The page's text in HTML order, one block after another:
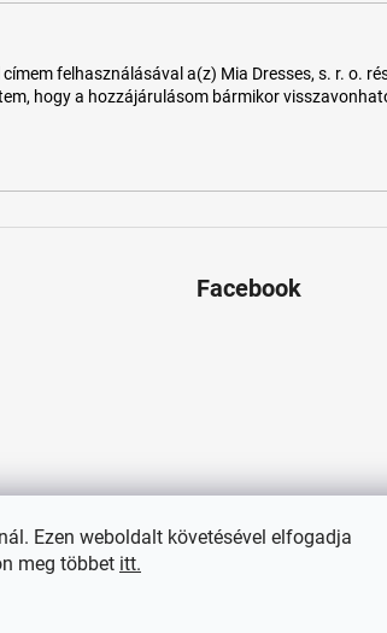
Ezen weboldalt követésével elfogadja
meg többet itt.
felhasználásával a(z) Mia Dresses, s. r. o.
hogy a hozzájárulásom bármikor
Facebook